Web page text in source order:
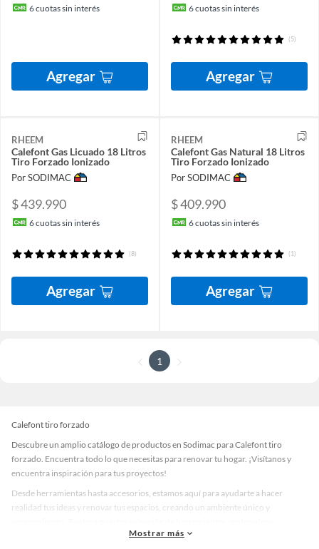
6cuotas sin interés
Agregar
6cuotas sin interés
(5)
Agregar
RHEEM
Calefont Gas Licuado 18 Litros
Tiro Forzado Ionizado
Por SODIMAC
$ 439.990
6cuotas sin interés
(8)
Agregar
RHEEM
Calefont Gas Natural 18 Litros
Tiro Forzado Ionizado
Por SODIMAC
$ 409.990
6cuotas sin interés
(1)
Agregar
1
Calefont tiro forzado
Descubre un amplio catálogo de productos en Sodimac para Calefont tiro
forzado. Encuentra todo lo que necesitas para renovar tu hogar. ¡Visítanos y
encuentra inspiración para tus proyectos!
Desde herramientas hasta accesorios, estamos aquí para ayudarte a hacer
realidad tus ideas y renovar tus espacios, creando un ambiente único y
accesorios de calidad que te ayudarán a crear un espacio más tú.
Mostrar más